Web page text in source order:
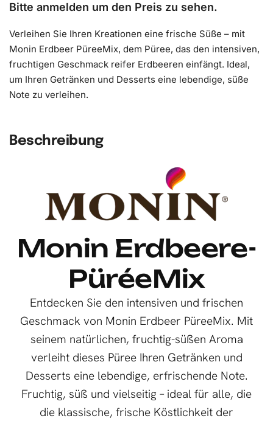
Bitte anmelden um den Preis zu sehen.
Verleihen Sie Ihren Kreationen eine frische Süße – mit
Monin Erdbeer PüreeMix, dem Püree, das den intensiven,
fruchtigen Geschmack reifer Erdbeeren einfängt. Ideal,
um Ihren Getränken und Desserts eine lebendige, süße
Note zu verleihen.
Beschreibung
Monin Erdbeere-
PüréeMix
Entdecken Sie den intensiven und frischen
Geschmack von Monin Erdbeer PüreeMix. Mit
seinem natürlichen, fruchtig-süßen Aroma
verleiht dieses Püree Ihren Getränken und
Desserts eine lebendige, erfrischende Note.
Fruchtig, süß und vielseitig – ideal für alle, die
die klassische, frische Köstlichkeit der